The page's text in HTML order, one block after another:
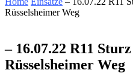
Rüsselsheimer Weg
– 16.07.22 R11
Rüsselsheimer Weg